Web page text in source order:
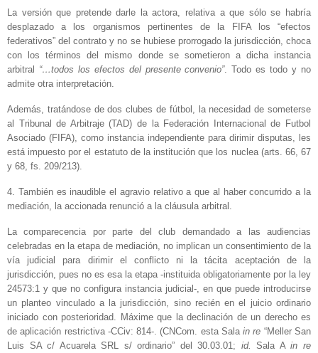
La versión que pretende darle la actora, relativa a que sólo se habría
desplazado a los organismos pertinentes de la FIFA los “efectos
federativos” del contrato y no se hubiese prorrogado la jurisdicción, choca
con los términos del mismo donde se sometieron a dicha instancia
arbitral “…todos los efectos del presente convenio”. Todo es todo y no
admite otra interpretación.
Además, tratándose de dos clubes de fútbol, la necesidad de someterse
al Tribunal de Arbitraje (TAD) de la Federación Internacional de Futbol
Asociado (FIFA), como instancia independiente para dirimir disputas, les
está impuesto por el estatuto de la institución que los nuclea (arts. 66, 67
y 68, fs. 209/213).
4. También es inaudible el agravio relativo a que al haber concurrido a la
mediación, la accionada renunció a la cláusula arbitral.
La comparecencia por parte del club demandado a las audiencias
celebradas en la etapa de mediación, no implican un consentimiento de la
vía judicial para dirimir el conflicto ni la tácita aceptación de la
jurisdicción, pues no es esa la etapa -instituida obligatoriamente por la ley
24573:1 y que no configura instancia judicial-, en que puede introducirse
un planteo vinculado a la jurisdicción, sino recién en el juicio ordinario
iniciado con posterioridad. Máxime que la declinación de un derecho es
de aplicación restrictiva -CCiv: 814-. (CNCom. esta Salain re “Meller San
Luis SA c/ Acuarela SRL s/ ordinario” del 30.03.01; id.Sala Ain re